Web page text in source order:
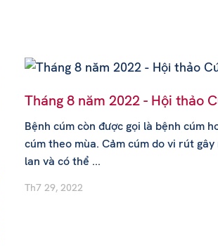
Tháng 8 năm 2022 - Hội thảo
Bệnh cúm còn được gọi là bệnh cúm
cúm theo mùa. Cảm cúm do vi rút
lan và có thể ...
Th7 29, 2022